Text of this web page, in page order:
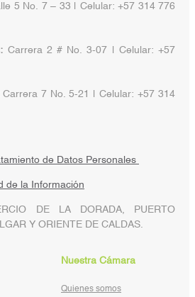
5 No. 7 – 33 | Celular: +57 314 776
Carrera 2 # No. 3-07 | Celular: +57
7 No. 5-21 | Celular: +57 314
de Datos Personales
de la Información
DE LA DORADA, PUERTO
Y ORIENTE DE CALDAS.
Nuestra Cámara
Quienes somos